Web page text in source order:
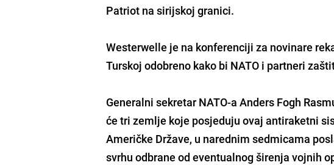
Patriot na sirijskoj granici.
Westerwelle je na konferenciji za novinare
Turskoj odobreno kako bi NATO i partneri
Generalni sekretar NATO-aAnders Fogh
će tri zemlje koje posjeduju ovaj antiraketni
Američke Države, u narednim sedmicama
svrhu odbrane od eventualnog širenja vojnih